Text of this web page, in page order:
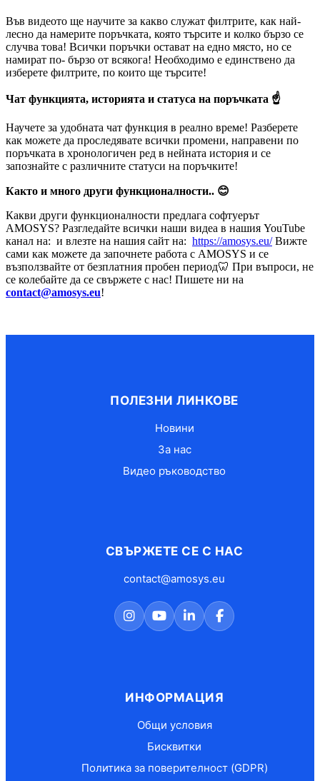
Във видеото ще научите за какво служат филтрите, как най-
лесно да намерите поръчката, която търсите и колко бързо се
случва това! Всички поръчки остават на едно място, но се
намират по- бързо от всякога! Необходимо е единствено да
изберете филтрите, по които ще търсите!
Чат функцията, историята и статуса на поръчката ☝️
Научете за удобната чат функция в реално време! Разберете
как можете да проследявате всички промени, направени по
поръчката в хронологичен ред в нейната история и се
запознайте с различните статуси на поръчките!
Както и много други функционалности.. 😊
Какви други функционалности предлага софтуерът
AMOSYS? Разгледайте всички наши видеа в нашия YouTube
канал на: и влезте на нашия сайт на: https://amosys.eu/Вижте
сами как можете да започнете работа с AMOSYS и се
възползвайте от безплатния пробен период🦷 При въпроси, не
се колебайте да се свържете с нас! Пишете ни на
contact@amosys.eu!
ПОЛЕЗНИ ЛИНКОВЕ
Новини
За нас
Видео ръководство
СВЪРЖЕТЕ СЕ С НАС
contact@amosys.eu
ИНФОРМАЦИЯ
Общи условия
Бисквитки
Политика за поверителност (GDPR)